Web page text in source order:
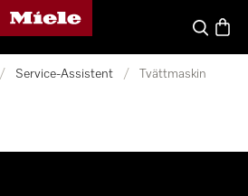
Mieles hemsida
Sök
/ Service-Assistent / Tvättmaskin